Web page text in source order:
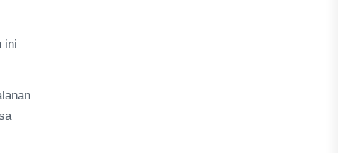
ini